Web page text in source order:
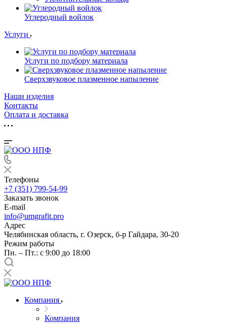
Углеродный войлок
Услуги
Услуги по подбору материала
Сверхзвуковое плазменное напыление
Наши изделия
Контакты
Оплата и доставка
Телефоны
+7 (351) 799-54-99
Заказать звонок
E-mail
info@umgrafit.pro
Адрес
Челябинская область, г. Озерск, б-р Гайдара, 30-20
Режим работы
Пн. – Пт.: с 9:00 до 18:00
Компания
Компания